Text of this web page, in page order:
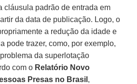
cláusula padrão de entrada em
da data de publicação. Logo, o
a redução da idade e
pode trazer, como, por exemplo,
da superlotação
com o Relatório Novo
Presas no Brasil ,